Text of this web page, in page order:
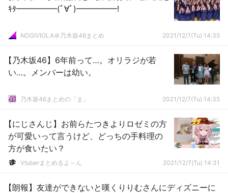
ｷﾀ━━━━━(ﾟ∀ﾟ)━━━━━!
NOGIVIOLA＠乃木坂46まとめ 2021/12/7(Tu) 14:35
【乃木坂46】6年前って…。オリラジが若
い…。メンバーは幼い。
乃木坂46まとめの「ま」 2021/12/7(Tu) 14:35
【にじさんじ】お前らたつきよりロゼミの方
が可愛いって言うけど、どっちの手料理の
方が食いたい？
Vtuberまとめるよ～ん 2021/12/7(Tu) 14:31
【朗報】友達ができないと嘆くりりむさんにディズニーに